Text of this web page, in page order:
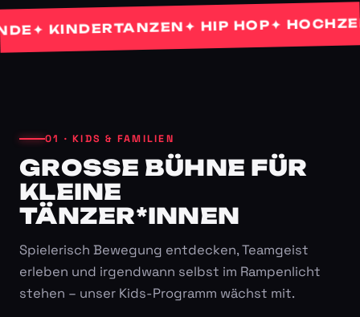
KINDERTANZEN✦ HIP HOP ✦
01 · KIDS & FAMILIEN
GROSSE BÜHNE FÜR K
LEINE T
ÄNZER*INNEN
Spielerisch Bewegung entdecken, Teamgeist
erleben und irgendwann selbst im Rampenlicht
stehen – unser Kids-Programm wächst mit.